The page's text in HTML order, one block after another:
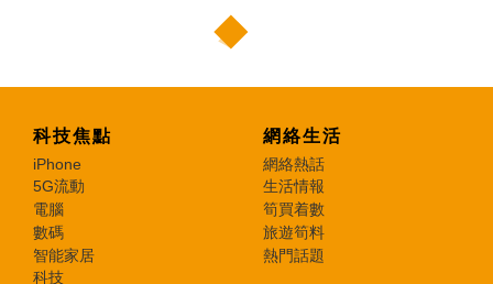
科技焦點
iPhone
5G流動
電腦
數碼
智能家居
科技
網絡生活
網絡熱話
生活情報
筍買着數
旅遊筍料
熱門話題